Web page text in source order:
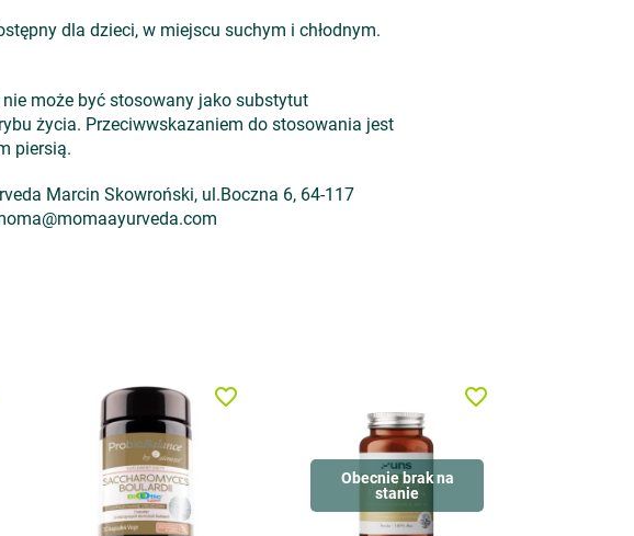
dla dzieci, w miejscu suchym i chłodnym.
może być stosowany jako substytut
życia. Przeciwwskazaniem do stosowania jest
piersią.
Marcin Skowroński, ul.Boczna 6, 64-117
favorite_border
Obecnie brak na
stanie
favorite_border